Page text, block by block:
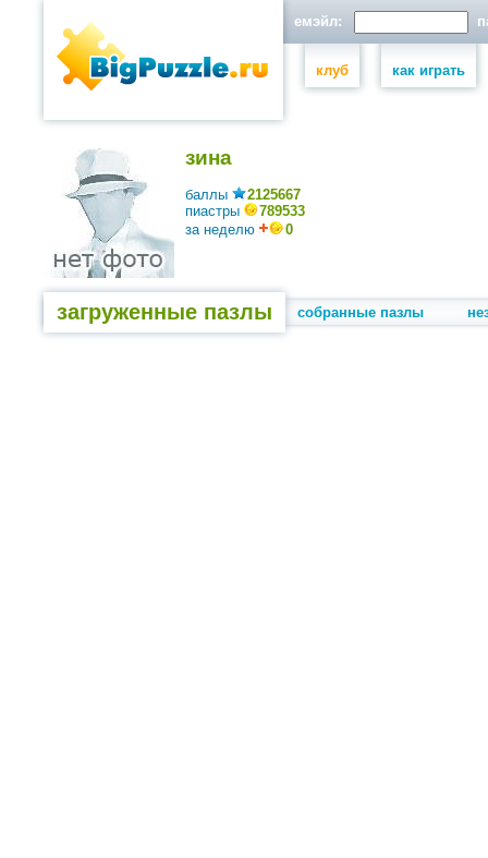
емэйл:
клуб как играть
зина
баллы
2125667
пиастры
789533
за неделю
0
загруженные пазлы собранные пазлы